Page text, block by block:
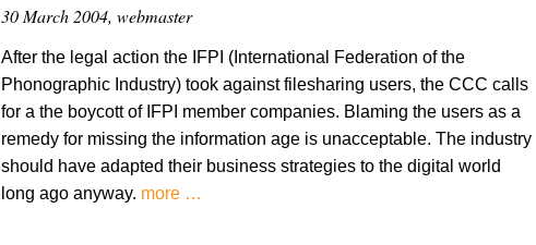
30 March 2004, webmaster
After the legal action the IFPI (International Federation of the
Phonographic Industry) took against filesharing users, the CCC calls
for a the boycott of IFPI member companies. Blaming the users as a
remedy for missing the information age is unacceptable. The industry
should have adapted their business strategies to the digital world
long ago anyway. more …